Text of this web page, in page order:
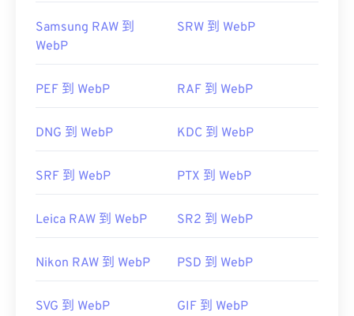
Samsung RAW 到
WebP
SRW 到 WebP
PEF 到 WebP RAF 到 WebP
DNG 到 WebP KDC 到 WebP
SRF 到 WebP PTX 到 WebP
Leica RAW 到 WebP SR2 到 WebP
Nikon RAW 到 WebP PSD 到 WebP
SVG 到 WebP GIF 到 WebP